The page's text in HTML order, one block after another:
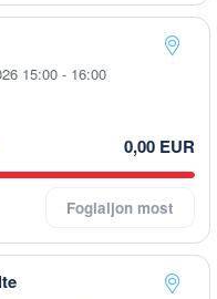
15:00 - 16:00
0,00 EUR
Foglaljon most